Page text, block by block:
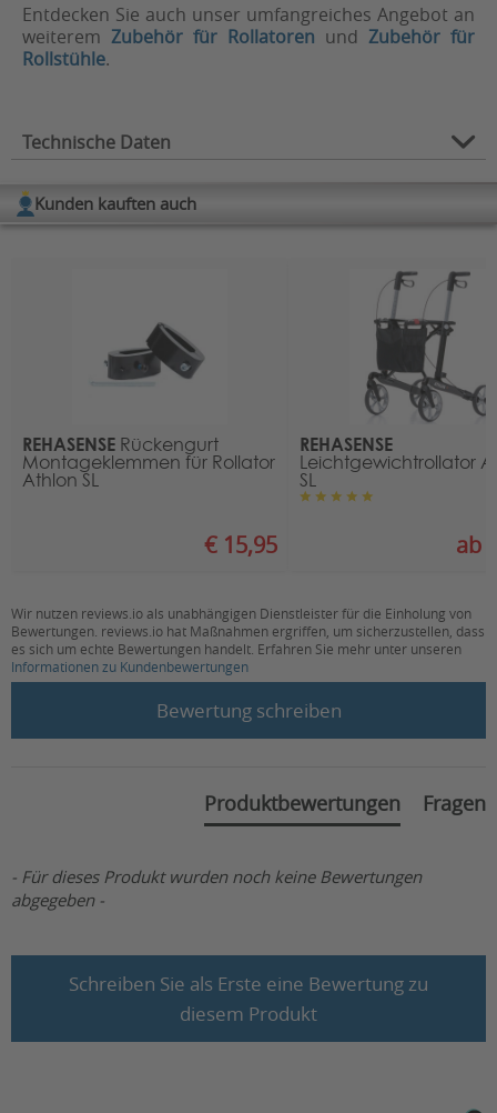
Entdecken Sie auch unser umfangreiches Angebot an
weiterem Zubehör für Rollatoren und Zubehör für
Rollstühle.
Technische Daten
Zubehör für:
Kunden kauften auch
REHASENSE Rückengurt
Montageklemmen für Rollator
Athlon SL
€ 15,95
REHASENSE
Leichtgewichtrollator
SL
ab
Wir nutzen reviews.io als unabhängigen Dienstleister für die Einholung von
Bewertungen. reviews.io hat Maßnahmen ergriffen, um sicherzustellen, dass
es sich um echte Bewertungen handelt. Erfahren Sie mehr unter unseren
Informationen zu Kundenbewertungen
Bewertung schreiben
Produktbewertungen Fragen
- Für dieses Produkt wurden noch keine Bewertungen
abgegeben -
Schreiben Sie als Erste eine Bewertung zu
diesem Produkt